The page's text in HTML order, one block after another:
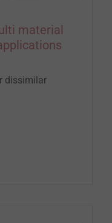
material
dissimilar